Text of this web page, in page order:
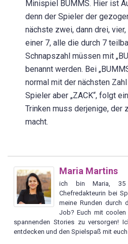
Minispiel BUMMS. Hier ist
denn der Spieler der
nächste zwei, dann drei,
einer 7, alle die durch 7
Schnapszahl müssen mit
benannt werden. Bei
normal mit der nächsten
Spieler aber „ZACK“, folgt
Trinken muss derjenige, der
macht.
Maria Martins
ich bin Maria,
Chefredakteurin bei
meine Runden durch
Job? Euch mit coolen
spannenden Stories zu versorgen!
entdecken und den Spielspaß mit euch